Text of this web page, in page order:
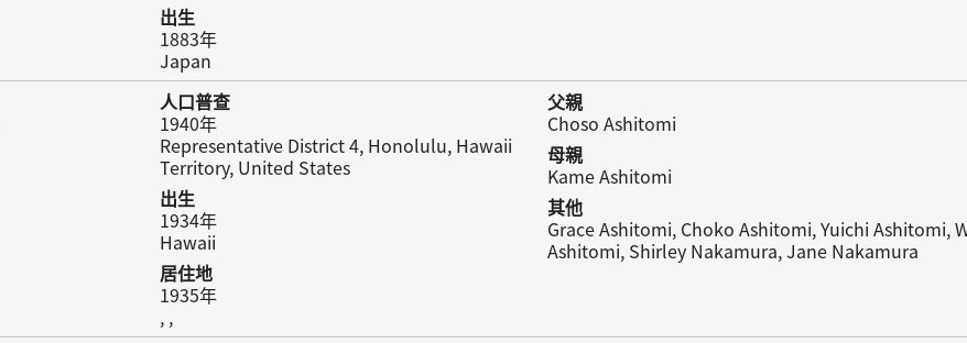
出生
1883年
Japan
人口普查
1940年
Representative District 4, Honolulu, Hawaii
Territory, United States
出生
1934年
Hawaii
居住地
1935年
, ,
父親
Choso Ashitomi
母親
Kame Ashitomi
其他
Grace Ashitomi, Choko Ashitomi, Yuichi Ashitomi,
Ashitomi, Shirley Nakamura, Jane Nakamura